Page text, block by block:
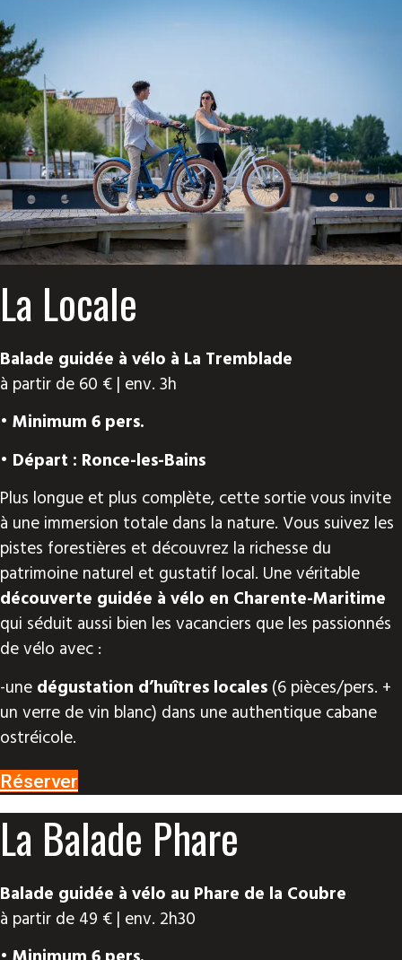
La Locale
Balade guidée à vélo à La Tremblade
à partir de 60 € | env. 3h
• Minimum 6 pers.
• Départ : Ronce-les-Bains
Plus longue et plus complète, cette sortie vous invite
à une immersion totale dans la nature. Vous suivez les
pistes forestières et découvrez la richesse du
patrimoine naturel et gustatif local. Une véritable
découverte guidée à vélo en Charente-Maritime
qui séduit aussi bien les vacanciers que les passionnés
de vélo avec :
-une dégustation d’huîtres locales (6 pièces/pers. +
un verre de vin blanc) dans une authentique cabane
ostréicole.
Réserver
La Balade Phare
Balade guidée à vélo au Phare de la Coubre
à partir de 49 € | env. 2h30